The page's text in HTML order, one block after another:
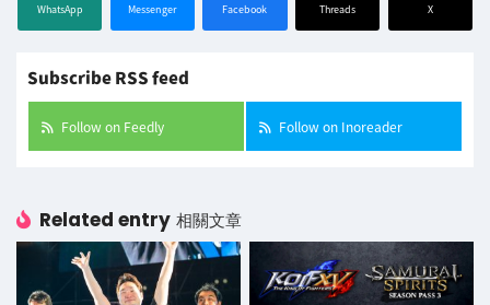
WhatsApp Messenger Facebook Threads X
Subscribe RSS feed
Follow on Feedly Follow on Inoreader
Related entry 相關文章